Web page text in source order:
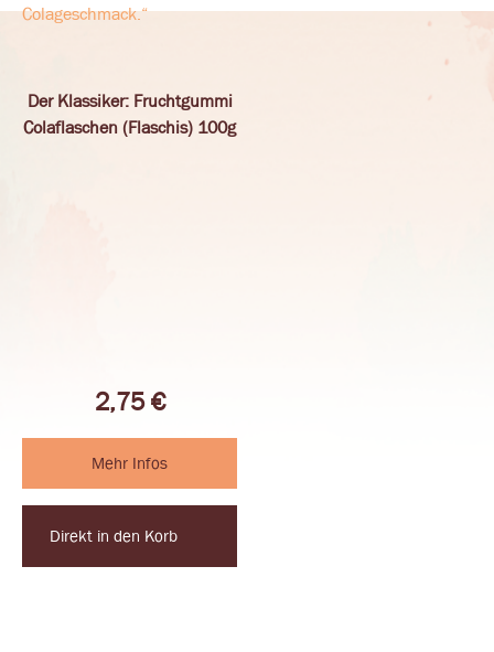
Colageschmack.“
Der Klassiker: Fruchtgummi
Colaflaschen (Flaschis) 100g
2,75€
Mehr Infos
Direkt in den Korb